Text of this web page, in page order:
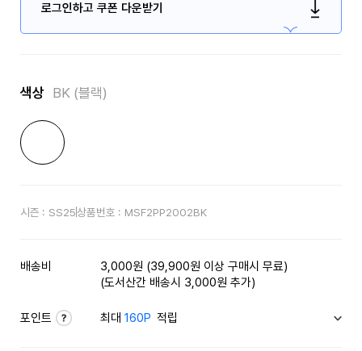
로그인하고 쿠폰 다운받기
색상 BK (블랙)
시즌 : SS25상품번호 : MSF2PP2002BK
배송비
3,000원 (39,900원 이상 구매시 무료)
(도서산간 배송시 3,000원 추가)
포인트 최대160P 적립